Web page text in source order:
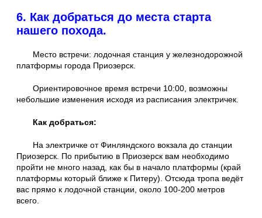
6. Как добраться до места старта
нашего похода.
Место встречи: лодочная станция у железнодорожной
платформы города Приозерск.
Ориентировочное время встречи 10:00, возможны
небольшие изменения исходя из расписания электричек.
Как добраться:
На электричке от Финляндского вокзала до станции
Приозерск. По прибытию в Приозерск вам необходимо
пройти не много назад, как бы в начало платформы (край
платформы который ближе к Питеру). Отсюда тропа ведёт
вас прямо к лодочной станции, около 100-200 метров
всего.